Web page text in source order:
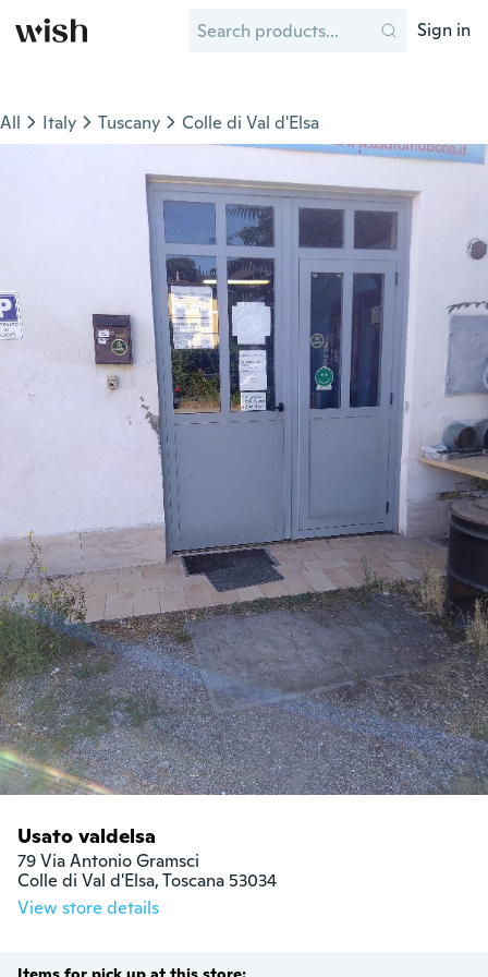
Sign in
All Italy Tuscany Colle di Val d'Elsa
Usato valdelsa
79 Via Antonio Gramsci
Colle di Val d'Elsa, Toscana 53034
View store details